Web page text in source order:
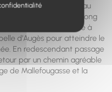
puis descendre jusqu’au
Emprunter ensuite un long
Col. En haut prendre à
d’Augès pour atteindre le
En redescendant passage
par un chemin agréable
de Mallefougasse et la